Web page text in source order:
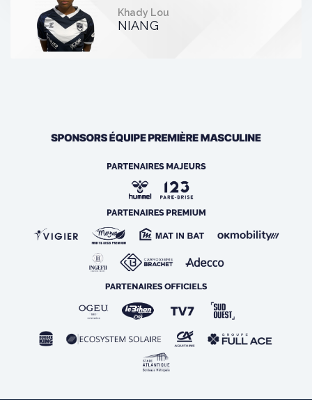
Khady Lou
NIANG